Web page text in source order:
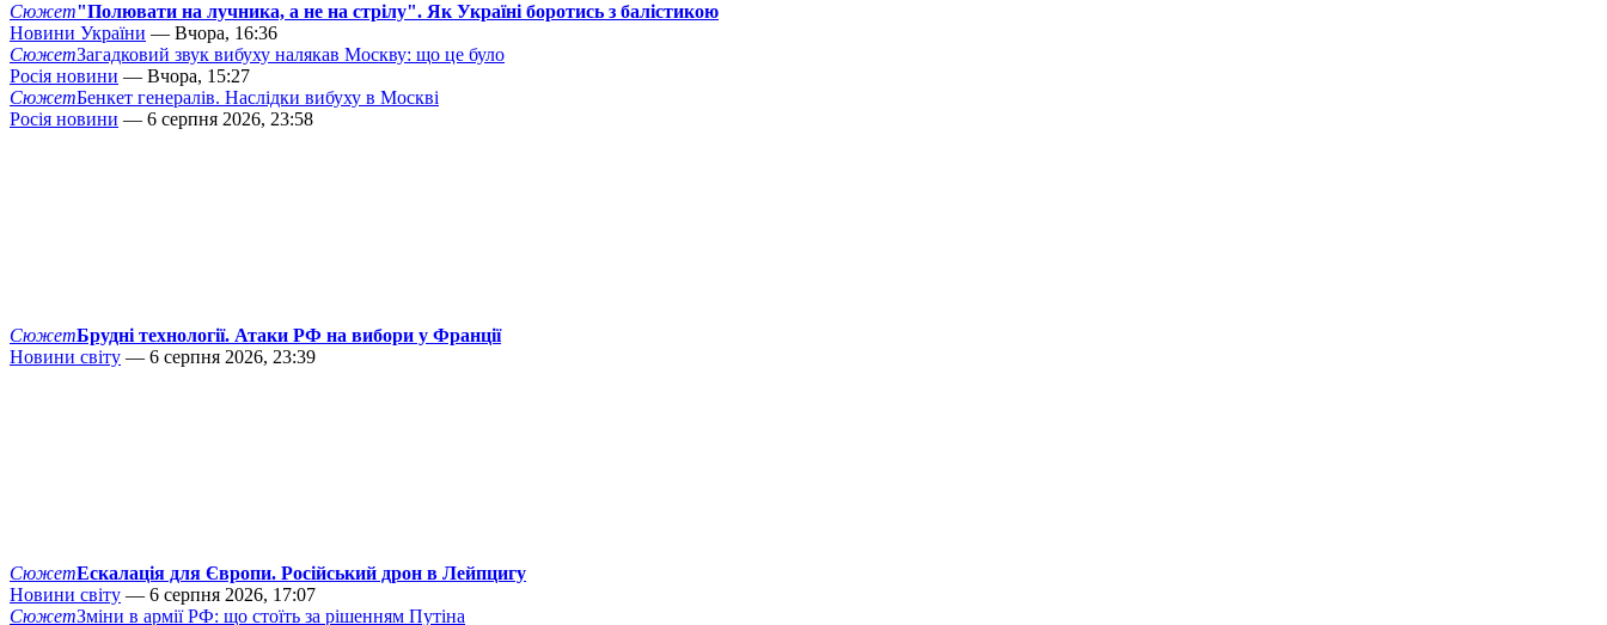
Сюжет"Полювати на лучника, а не на стрілу". Як Україні боротись з балістикою
Новини України — Вчора, 16:36
СюжетЗагадковий звук вибуху налякав Москву: що це було
Росія новини — Вчора, 15:27
СюжетБенкет генералів. Наслідки вибуху в Москві
Росія новини — 6 серпня 2026, 23:58
СюжетБрудні технології. Атаки РФ на вибори у Франції
Новини світу — 6 серпня 2026, 23:39
СюжетЕскалація для Європи. Російський дрон в Лейпцигу
Новини світу — 6 серпня 2026, 17:07
СюжетЗміни в армії РФ: що стоїть за рішенням Путіна